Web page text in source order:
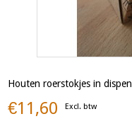
Houten roerstokjes in
€11,60 Excl. btw